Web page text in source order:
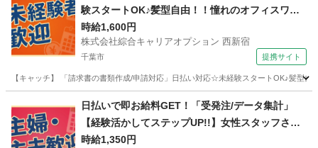
験スタートOK♪髪型自由！！憧れのオフィスワー
ク◎40代まで幅広く活躍中！！
時給1,600円
株式会社綜合キャリアオプション 西新宿
千葉市 提携サイト
【キャッチ】 「請求書の書類作成/申請対応」日払い対応☆未経験スタートOK♪髪型
その他
日払いで即お給料GET！「受発注/データ集計」
【経験活かしてステップUP!!】女性スタッフさん
も活躍中♪ウレシイ☆土日祝休♪高時給1350円！
時給1,350円